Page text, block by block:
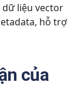
dữ liệu vector
hỗ trợ
của